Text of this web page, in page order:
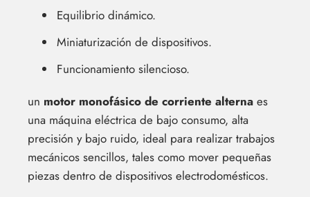
Equilibrio dinámico.
Miniaturización de dispositivos.
Funcionamiento silencioso.
un motor monofásico de corriente alterna es
una máquina eléctrica de bajo consumo, alta
precisión y bajo ruido, ideal para realizar trabajos
mecánicos sencillos, tales como mover pequeñas
piezas dentro de dispositivos electrodomésticos.